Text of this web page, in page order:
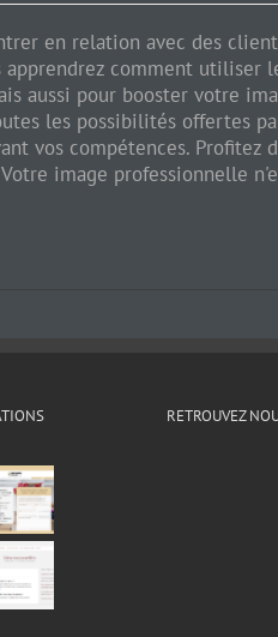
en relation avec des
comment utiliser
aussi pour booster votre
les possibilités offertes
vos compétences. Profitez
image professionnelle
RETROUVEZ